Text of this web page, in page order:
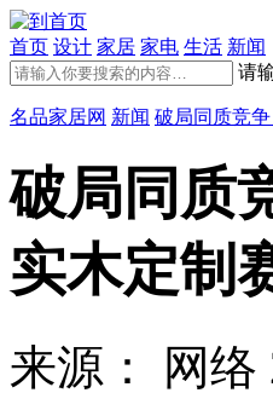
首页 设计 家居 家电 生活 新闻
请
名品家居网 新闻 破局同质竞
破局同质
实木定制
来源： 网络